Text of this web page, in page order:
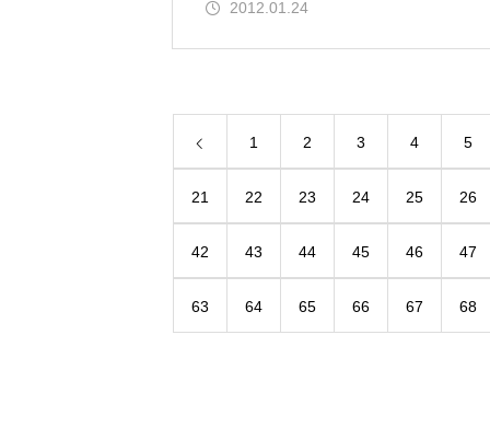
2012.01.24
1 2 3 4 5
21 22 23 24 25 26
42 43 44 45 46 47
63 64 65 66 67 68